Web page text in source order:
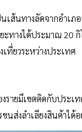
เส้นทางลัดจากอำเ
ะทางได้ประมาณ
ที่ยวระหว่างประเทศ
รายมีเขตติดกับประ
นส่งลำเลียงสินค้าได้